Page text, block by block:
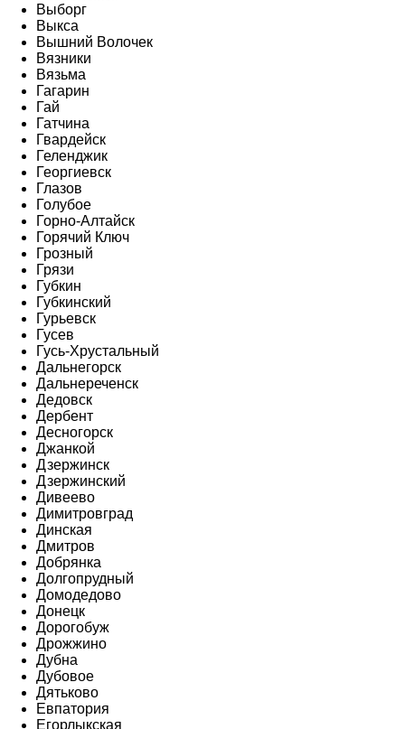
Выборг
Выкса
Вышний Волочек
Вязники
Вязьма
Гагарин
Гай
Гатчина
Гвардейск
Геленджик
Георгиевск
Глазов
Голубое
Горно-Алтайск
Горячий Ключ
Грозный
Грязи
Губкин
Губкинский
Гурьевск
Гусев
Гусь-Хрустальный
Дальнегорск
Дальнереченск
Дедовск
Дербент
Десногорск
Джанкой
Дзержинск
Дзержинский
Дивеево
Димитровград
Динская
Дмитров
Добрянка
Долгопрудный
Домодедово
Донецк
Дорогобуж
Дрожжино
Дубна
Дубовое
Дятьково
Евпатория
Егорлыкская